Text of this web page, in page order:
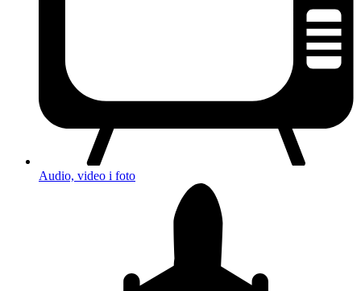
Audio, video i foto